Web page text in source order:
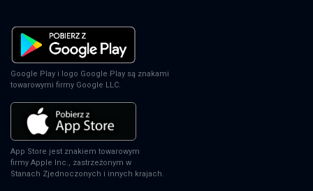
Google Play i logo Google Play są znakami
towarowymi firmy Google LLC.
App Store jest znakiem towarowym
firmy Apple Inc., zastrzeżonym w
Stanach Zjednoczonych i innych krajach.